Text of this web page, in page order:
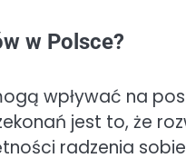
w Polsce?
wpływać na
jest to, że
radzenia